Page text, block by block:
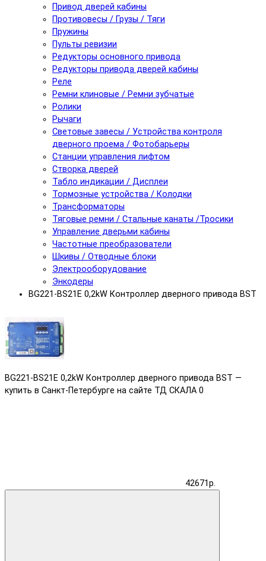
Привод дверей кабины
Противовесы / Грузы / Тяги
Пружины
Пульты ревизии
Редукторы основного привода
Редукторы привода дверей кабины
Реле
Ремни клиновые / Ремни зубчатые
Ролики
Рычаги
Световые завесы / Устройства контроля
дверного проема / Фотобарьеры
Станции управления лифтом
Створка дверей
Табло индикации / Дисплеи
Тормозные устройства / Колодки
Трансформаторы
Тяговые ремни / Стальные канаты /Тросики
Управление дверьми кабины
Частотные преобразователи
Шкивы / Отводные блоки
Электрооборудование
Энкодеры
BG221-BS21E 0,2kW Контроллер дверного привода BST
BG221-BS21E 0,2kW Контроллер дверного привода BST —
купить в Санкт-Петербурге на сайте ТД СКАЛА 0
42671р.